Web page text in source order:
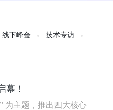
线下峰会
技术专访
幕！
为主题，推出四大核心